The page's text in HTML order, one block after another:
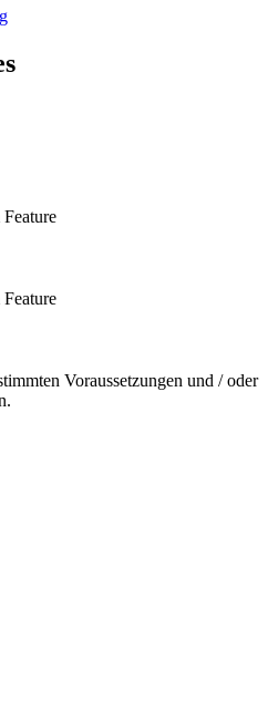
Feature
Feature
Voraussetzungen und / oder